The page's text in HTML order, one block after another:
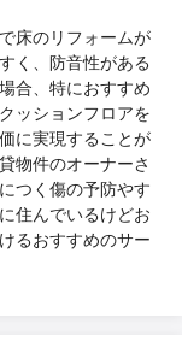
床のリフォームが
く、防音性がある
合、特におすすめ
ッションフロアを
に実現することが
物件のオーナーさ
つく傷の予防やす
住んでいるけどお
るおすすめのサー